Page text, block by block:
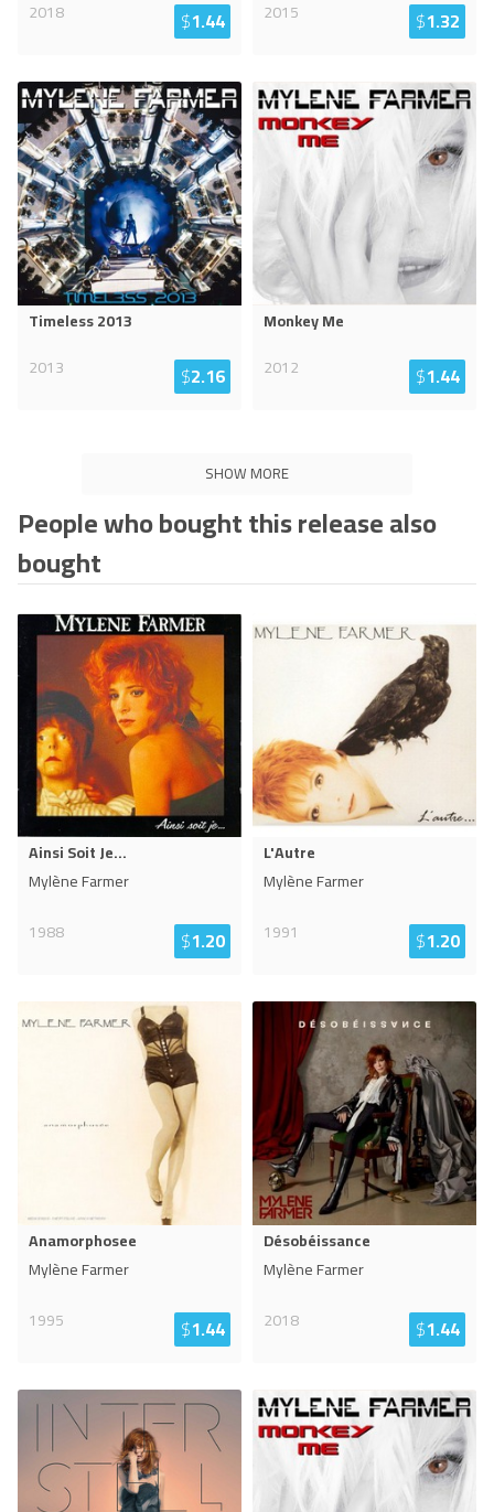
2018 $1.44 2015 $1.32
Timeless 2013
2013
$2.16
Monkey Me
2012
$1.44
SHOW MORE
People who bought this release also
bought
Ainsi Soit Je...
Mylène Farmer
1988
$1.20
L'Autre
Mylène Farmer
1991
$1.20
Anamorphosee
Mylène Farmer
1995
$1.44
Désobéissance
Mylène Farmer
2018
$1.44